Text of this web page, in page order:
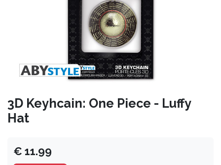
3D Keyhcain: One Piece - Luffy
Hat
€ 11.99